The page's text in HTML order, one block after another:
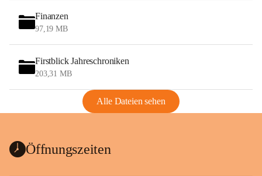
Finanzen
97,19 MB
Firstblick Jahreschroniken
203,31 MB
Alle Dateien sehen
Öffnungszeiten